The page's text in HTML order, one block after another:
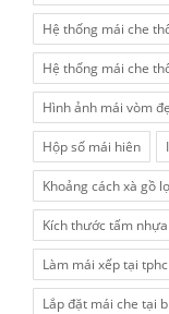
Hệ thống mái che
Hệ thống mái che
Hình ảnh mái vòm
Hộp số mái hiên
Khoảng cách xà gồ
Kích thước tấm
Làm mái xếp tại
Lắp đặt mái che tại